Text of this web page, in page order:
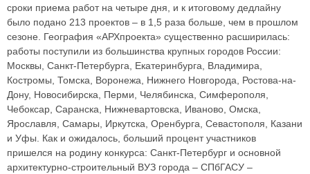
сроки приема работ на четыре дня, и к итоговому дедлайну
было подано 213 проектов – в 1,5 раза больше, чем в прошлом
сезоне. География «АРХпроекта» существенно расширилась:
работы поступили из большинства крупных городов России:
Москвы, Санкт-Петербурга, Екатеринбурга, Владимира,
Костромы, Томска, Воронежа, Нижнего Новгорода, Ростова-на-
Дону, Новосибирска, Перми, Челябинска, Симферополя,
Чебоксар, Саранска, Нижневартовска, Иваново, Омска,
Ярославля, Самары, Иркутска, Оренбурга, Севастополя, Казани
и Уфы. Как и ожидалось, больший процент участников
пришелся на родину конкурса: Санкт-Петербург и основной
архитектурно-строительный ВУЗ города – СПбГАСУ –